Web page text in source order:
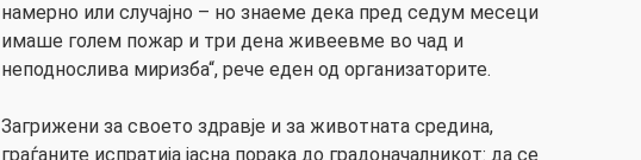
намерно или случајно – но знаеме дека пред седум месеци
имаше голем пожар и три дена живеевме во чад и
неподнослива миризба“, рече еден од организаторите.
Загрижени за своето здравје и за животната средина,
граѓаните испратија јасна порака до градоначалникот: да се